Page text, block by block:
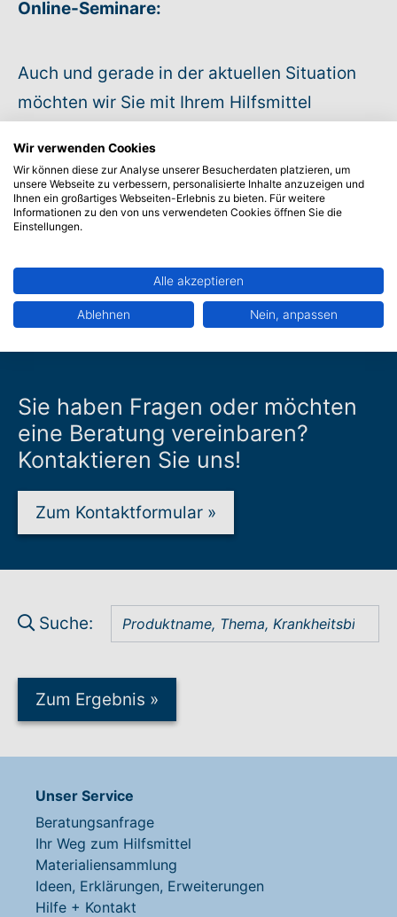
Online-Seminare:
Auch und gerade in der aktuellen Situation
möchten wir Sie mit Ihrem Hilfsmittel
anOnline-Lehrgängen an.
Sie haben Fragen oder möchten
eine Beratung vereinbaren?
Kontaktieren Sie uns!
Zum Kontaktformular »
Suche:
Zum Ergebnis »
Unser Service
Beratungsanfrage
Ihr Weg zum Hilfsmittel
Materialiensammlung
Ideen, Erklärungen, Erweiterungen
Hilfe + Kontakt
Wir verwenden Cookies
Wir können diese zur Analyse unserer Besucherdaten platzieren, um
unsere Webseite zu verbessern, personalisierte Inhalte anzuzeigen und
Ihnen ein großartiges Webseiten-Erlebnis zu bieten. Für weitere
Informationen zu den von uns verwendeten Cookies öffnen Sie die
Einstellungen.
Alle akzeptieren
Ablehnen Nein, anpassen